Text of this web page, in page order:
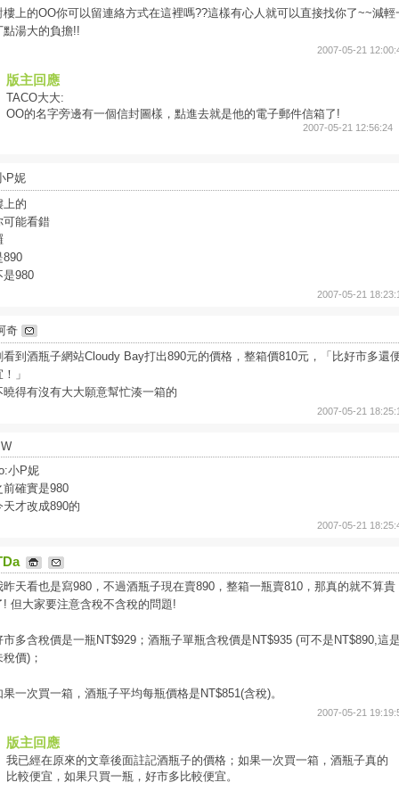
樓上的OO你可以留連絡方式在這裡嗎??這樣有心人就可以直接找你了~~減輕
點湯大的負擔!!
2007-05-21
版主回應
TACO大大:
OO的名字旁邊有一個信封圖樣，點進去就是他的電子郵件信箱了!
2007-05-21 12:56:24
P妮
上的
可能看錯
890
是980
2007-05-21
奇
看到酒瓶子網站Cloudy Bay打出890元的價格，整箱價810元，「比好市多還
」
曉得有沒有大大願意幫忙湊一箱的
2007-05-21
小P妮
前確實是980
天才改成890的
2007-05-21
昨天看也是寫980，不過酒瓶子現在賣890，整箱一瓶賣810，那真的就不算貴
! 但大家要注意含稅不含稅的問題!
市多含稅價是一瓶NT$929；酒瓶子單瓶含稅價是NT$935 (可不是NT$890,這是
稅價)；
果一次買一箱，酒瓶子平均每瓶價格是NT$851(含稅)。
2007-05-21
版主回應
我已經在原來的文章後面註記酒瓶子的價格；如果一次買一箱，酒瓶子真的
比較便宜，如果只買一瓶，好市多比較便宜。